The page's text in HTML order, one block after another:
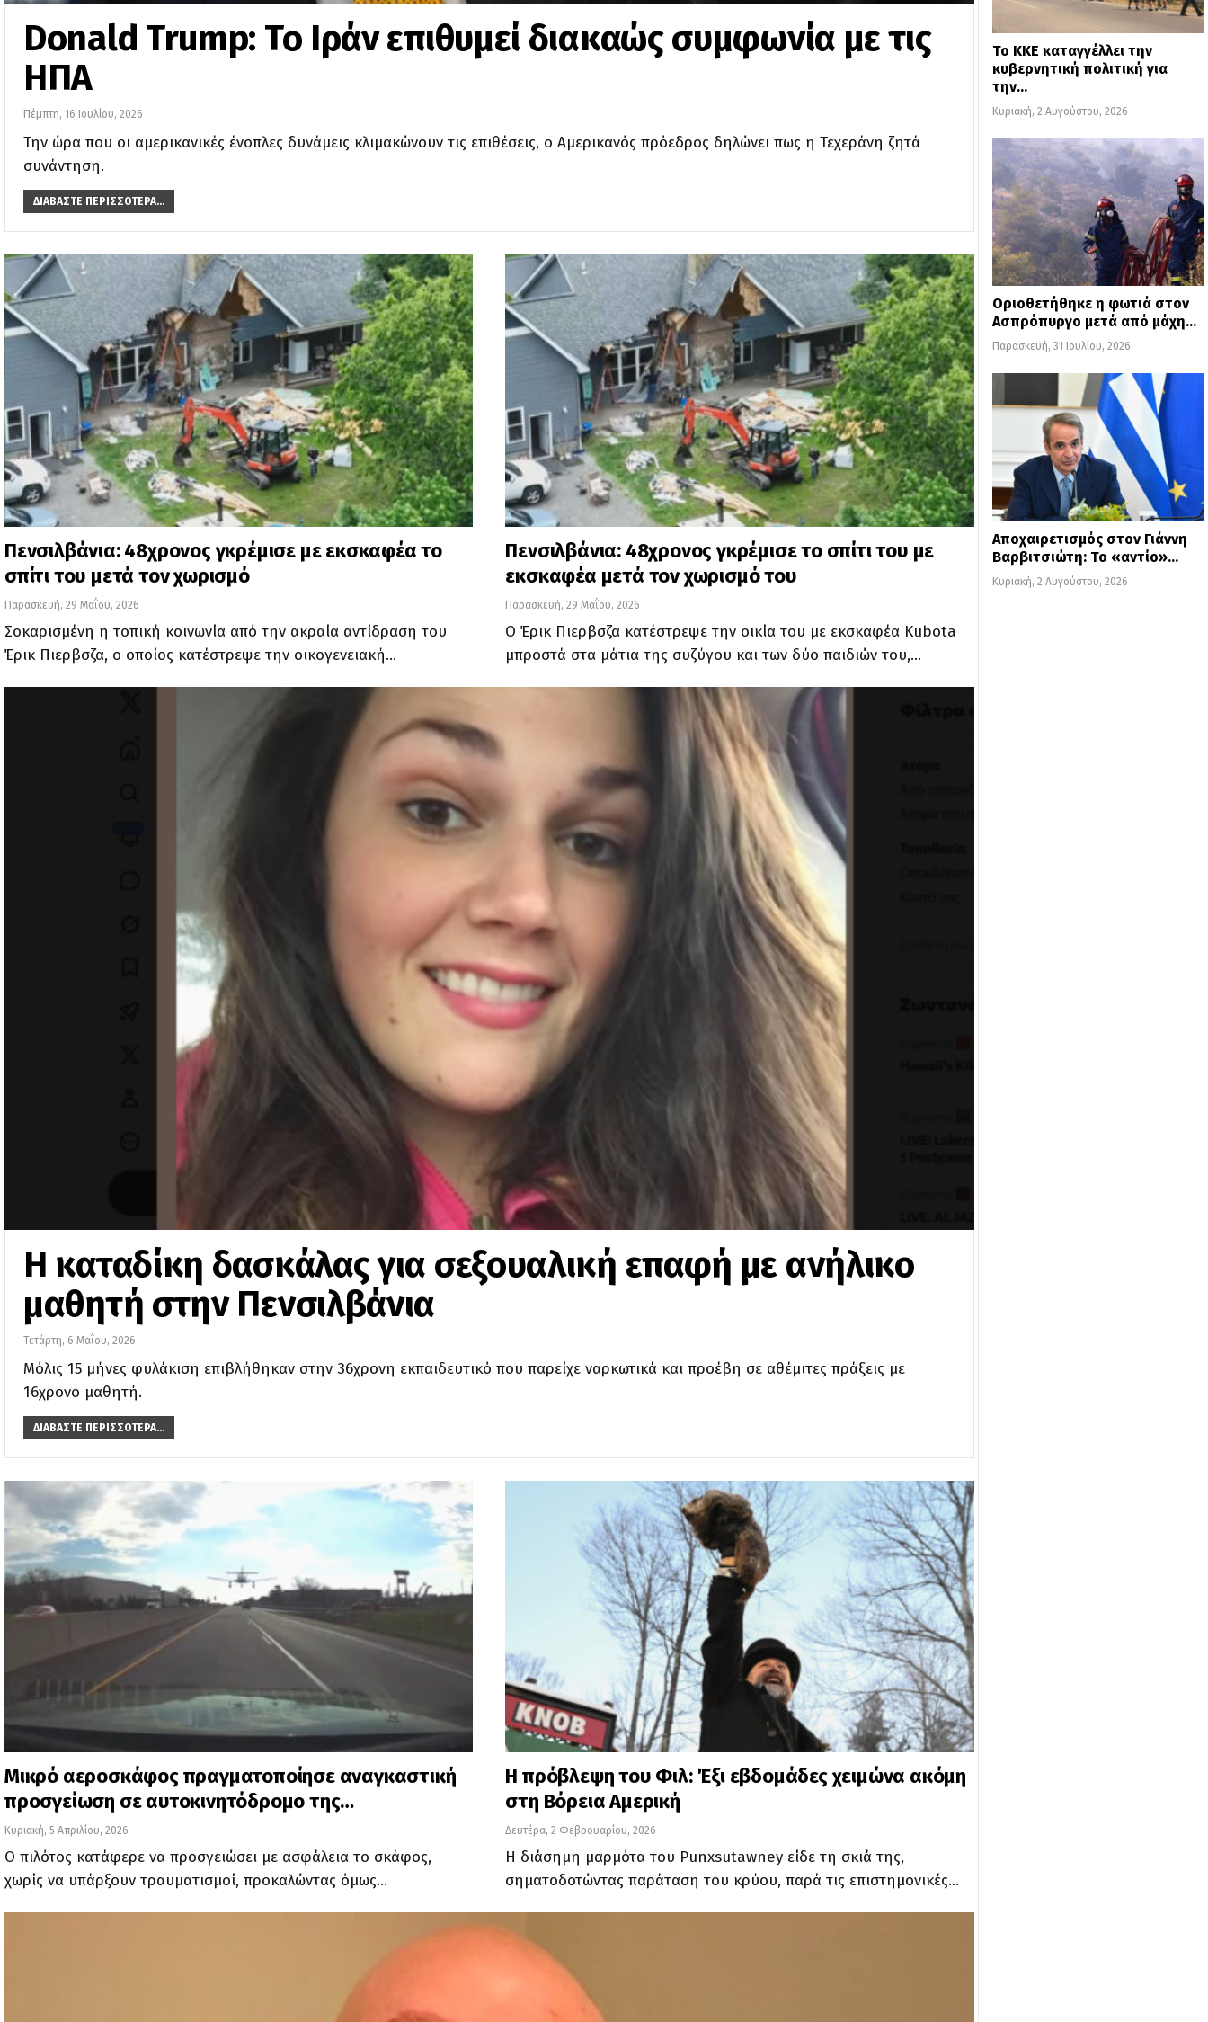
Donald Trump: Το Ιράν επιθυμεί διακαώς συμφωνία με τις
ΗΠΑ
Πέμπτη, 16 Ιουλίου, 2026
Την ώρα που οι αμερικανικές ένοπλες δυνάμεις κλιμακώνουν τις επιθέσεις, ο Αμερικανός πρόεδρος δηλώνει πως η Τεχεράνη ζητά
συνάντηση.
ΔΙΑΒΆΣΤΕ ΠΕΡΙΣΣΌΤΕΡΑ...
Πενσιλβάνια: 48χρονος γκρέμισε με εκσκαφέα το
σπίτι του μετά τον χωρισμό
Παρασκευή, 29 Μαΐου, 2026
Σοκαρισμένη η τοπική κοινωνία από την ακραία αντίδραση του
Έρικ Πιερβσζα, ο οποίος κατέστρεψε την οικογενειακή…
Πενσιλβάνια: 48χρονος γκρέμισε το σπίτι του με
εκσκαφέα μετά τον χωρισμό του
Παρασκευή, 29 Μαΐου, 2026
Ο Έρικ Πιερβσζα κατέστρεψε την οικία του με εκσκαφέα Kubota
μπροστά στα μάτια της συζύγου και των δύο παιδιών του,…
Η καταδίκη δασκάλας για σεξουαλική επαφή με ανήλικο
μαθητή στην Πενσιλβάνια
Τετάρτη, 6 Μαΐου, 2026
Μόλις 15 μήνες φυλάκιση επιβλήθηκαν στην 36χρονη εκπαιδευτικό που παρείχε ναρκωτικά και προέβη σε αθέμιτες πράξεις με
16χρονο μαθητή.
ΔΙΑΒΆΣΤΕ ΠΕΡΙΣΣΌΤΕΡΑ...
Μικρό αεροσκάφος πραγματοποίησε αναγκαστική
προσγείωση σε αυτοκινητόδρομο της…
Κυριακή, 5 Απριλίου, 2026
Ο πιλότος κατάφερε να προσγειώσει με ασφάλεια το σκάφος,
χωρίς να υπάρξουν τραυματισμοί, προκαλώντας όμως…
Η πρόβλεψη του Φιλ: Έξι εβδομάδες χειμώνα ακόμη
στη Βόρεια Αμερική
Δευτέρα, 2 Φεβρουαρίου, 2026
Η διάσημη μαρμότα του Punxsutawney είδε τη σκιά της,
σηματοδοτώντας παράταση του κρύου, παρά τις επιστημονικές…
Το ΚΚΕ καταγγέλλει την
κυβερνητική πολιτική για
την…
Κυριακή, 2 Αυγούστου, 2026
Οριοθετήθηκε η φωτιά στον
Ασπρόπυργο μετά από μάχη…
Παρασκευή, 31 Ιουλίου, 2026
Αποχαιρετισμός στον Γιάννη
Βαρβιτσιώτη: Το «αντίο»…
Κυριακή, 2 Αυγούστου, 2026